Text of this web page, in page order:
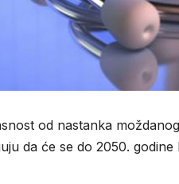
od nastanka
da će se do 2050.